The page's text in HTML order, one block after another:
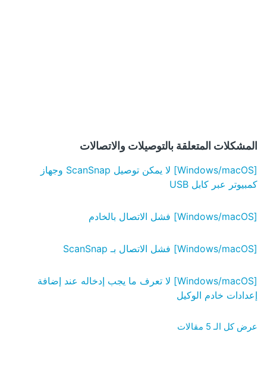
المشكلات المتعلقة بالتوصيلات والاتصالات
[Windows/macOS] لا يمكن توصيل ScanSnap وجهاز
كمبيوتر عبر كابل USB
[Windows/macOS] فشل الاتصال بالخادم
[Windows/macOS] فشل الاتصال بـ ScanSnap
[Windows/macOS] لا تعرف ما يجب إدخاله عند إضافة
إعدادات خادم الوكيل
عرض كل الـ 5 مقالات